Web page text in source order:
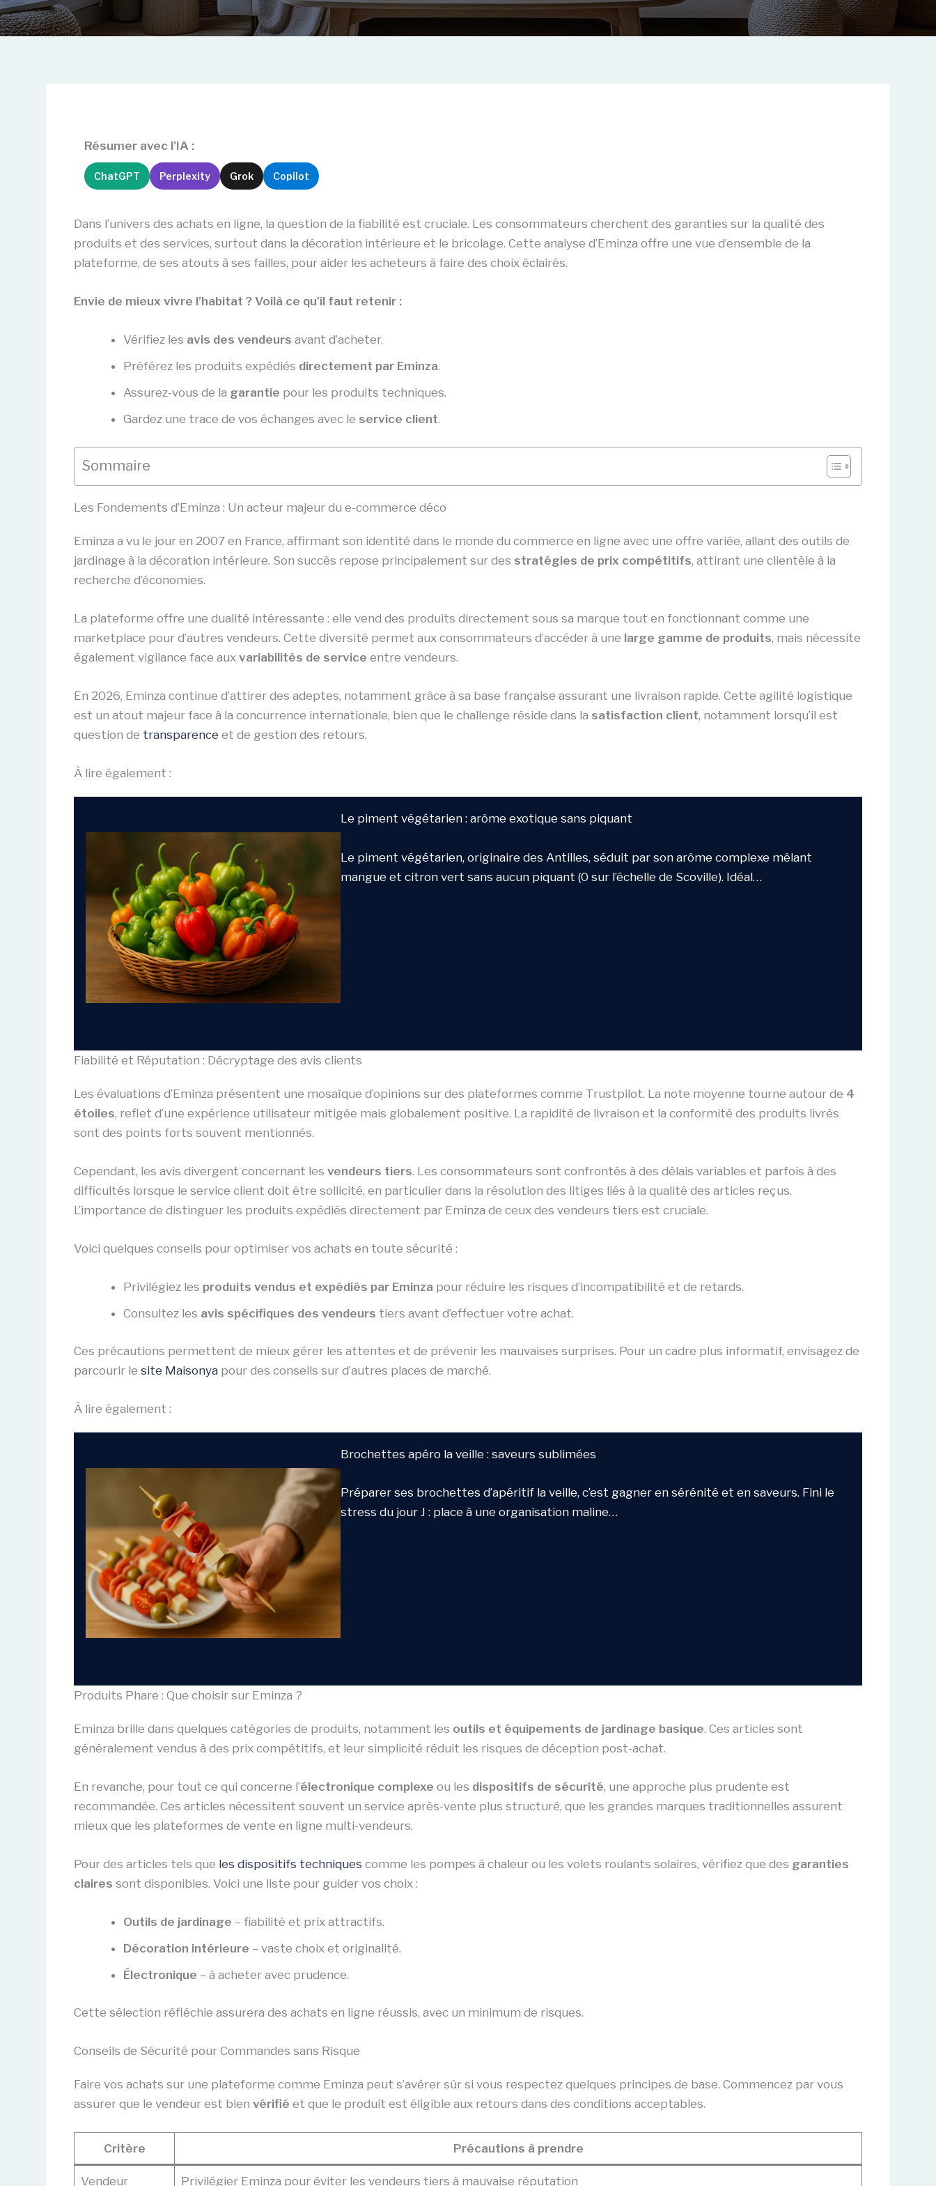
Résumer avec l'IA :
ChatGPT Perplexity Grok Copilot
Dans l’univers des achats en ligne, la question de la fiabilité est cruciale. Les consommateurs cherchent des garanties sur la qualité des
produits et des services, surtout dans la décoration intérieure et le bricolage. Cette analyse d’Eminza offre une vue d’ensemble de la
plateforme, de ses atouts à ses failles, pour aider les acheteurs à faire des choix éclairés.
Envie de mieux vivre l’habitat ? Voilà ce qu’il faut retenir :
Vérifiez les avis des vendeurs avant d’acheter.
Préférez les produits expédiés directement par Eminza.
Assurez-vous de la garantie pour les produits techniques.
Gardez une trace de vos échanges avec le service client.
Sommaire
Les Fondements d’Eminza : Un acteur majeur du e-commerce déco
Eminza a vu le jour en 2007 en France, affirmant son identité dans le monde du commerce en ligne avec une offre variée, allant des outils de
jardinage à la décoration intérieure. Son succès repose principalement sur des stratégies de prix compétitifs, attirant une clientèle à la
recherche d’économies.
La plateforme offre une dualité intéressante : elle vend des produits directement sous sa marque tout en fonctionnant comme une
marketplace pour d’autres vendeurs. Cette diversité permet aux consommateurs d’accéder à une large gamme de produits, mais nécessite
également vigilance face aux variabilités de service entre vendeurs.
En 2026, Eminza continue d’attirer des adeptes, notamment grâce à sa base française assurant une livraison rapide. Cette agilité logistique
est un atout majeur face à la concurrence internationale, bien que le challenge réside dans la satisfaction client, notamment lorsqu’il est
question de transparence et de gestion des retours.
À lire également :
Le piment végétarien : arôme exotique sans piquant
Le piment végétarien, originaire des Antilles, séduit par son arôme complexe mêlant
mangue et citron vert sans aucun piquant (0 sur l’échelle de Scoville). Idéal…
Fiabilité et Réputation : Décryptage des avis clients
Les évaluations d’Eminza présentent une mosaïque d’opinions sur des plateformes comme Trustpilot. La note moyenne tourne autour de 4
étoiles, reflet d’une expérience utilisateur mitigée mais globalement positive. La rapidité de livraison et la conformité des produits livrés
sont des points forts souvent mentionnés.
Cependant, les avis divergent concernant les vendeurs tiers. Les consommateurs sont confrontés à des délais variables et parfois à des
difficultés lorsque le service client doit être sollicité, en particulier dans la résolution des litiges liés à la qualité des articles reçus.
L’importance de distinguer les produits expédiés directement par Eminza de ceux des vendeurs tiers est cruciale.
Voici quelques conseils pour optimiser vos achats en toute sécurité :
Privilégiez les produits vendus et expédiés par Eminza pour réduire les risques d’incompatibilité et de retards.
Consultez les avis spécifiques des vendeurs tiers avant d’effectuer votre achat.
Ces précautions permettent de mieux gérer les attentes et de prévenir les mauvaises surprises. Pour un cadre plus informatif, envisagez de
parcourir le site Maisonya pour des conseils sur d’autres places de marché.
À lire également :
Brochettes apéro la veille : saveurs sublimées
Préparer ses brochettes d’apéritif la veille, c’est gagner en sérénité et en saveurs. Fini le
stress du jour J : place à une organisation maline…
Produits Phare : Que choisir sur Eminza ?
Eminza brille dans quelques catégories de produits, notamment les outils et équipements de jardinage basique. Ces articles sont
généralement vendus à des prix compétitifs, et leur simplicité réduit les risques de déception post-achat.
En revanche, pour tout ce qui concerne l’électronique complexe ou les dispositifs de sécurité, une approche plus prudente est
recommandée. Ces articles nécessitent souvent un service après-vente plus structuré, que les grandes marques traditionnelles assurent
mieux que les plateformes de vente en ligne multi-vendeurs.
Pour des articles tels que les dispositifs techniques comme les pompes à chaleur ou les volets roulants solaires, vérifiez que des garanties
claires sont disponibles. Voici une liste pour guider vos choix :
Outils de jardinage – fiabilité et prix attractifs.
Décoration intérieure – vaste choix et originalité.
Électronique – à acheter avec prudence.
Cette sélection réfléchie assurera des achats en ligne réussis, avec un minimum de risques.
Conseils de Sécurité pour Commandes sans Risque
Faire vos achats sur une plateforme comme Eminza peut s’avérer sûr si vous respectez quelques principes de base. Commencez par vous
assurer que le vendeur est bien vérifié et que le produit est éligible aux retours dans des conditions acceptables.
Critère Précautions à prendre
Vendeur Privilégier Eminza pour éviter les vendeurs tiers à mauvaise réputation